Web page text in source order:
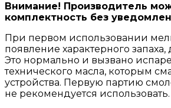
Внимание! Производитель
комплектность без
При первом использовании
появление характерного
Это нормально и вызвано
технического масла, которым
устройства. Первую партию
не рекомендуется использовать.